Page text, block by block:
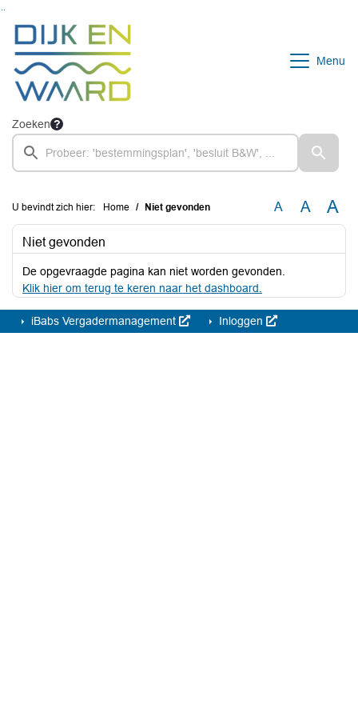
Menu
Zoeken
U bevindt zich hier: Home Niet gevonden A A A
Niet gevonden
De opgevraagde pagina kan niet worden gevonden.
Klik hier om terug te keren naar het dashboard.
iBabs Vergadermanagement Inloggen